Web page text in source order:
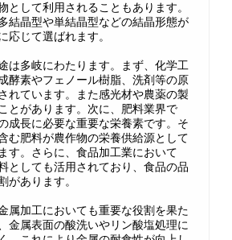
として利用されることもあります。
結晶型や単結晶型などの結晶形態が
応じて選ばれます。
は多岐にわたります。まず、化学工
酵素やフェノール樹脂、洗剤等の原
れています。また感光材や農薬の製
とがあります。次に、肥料業界で
成長に必要な重要な栄養素です。そ
む肥料が農作物の栄養供給源として
す。さらに、食品加工業において
としても活用されており、食品の品
があります。
属加工においても重要な役割を果た
金属表面の酸洗いやリン酸塩処理に